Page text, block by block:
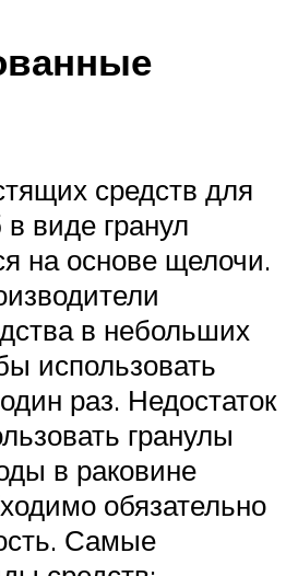
средств для
виде гранул
на основе щелочи.
в небольших
использовать
раз. Недостаток
гранулы
в раковине
обязательно
Самые